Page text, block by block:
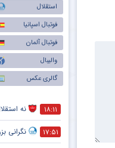
استقلال
فوتبال اسپانیا
فوتبال آلمان
والیبال
گالری عکس
۱۸:۱۱ نه
۱۷:۵۱ نگرانی